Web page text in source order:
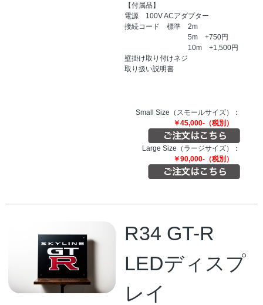
【付属品】
電源 100V ACアダプター
接続コード 標準 2m
5m +750円
10m +1,500円
壁掛け取り付けネジ
取り扱い説明書
Small Size（スモールサイズ）：
￥45,000-（税別）
Large Size（ラージサイズ）：
￥90,000-（税別）
R34 GT-R
LEDディスプ
レイ